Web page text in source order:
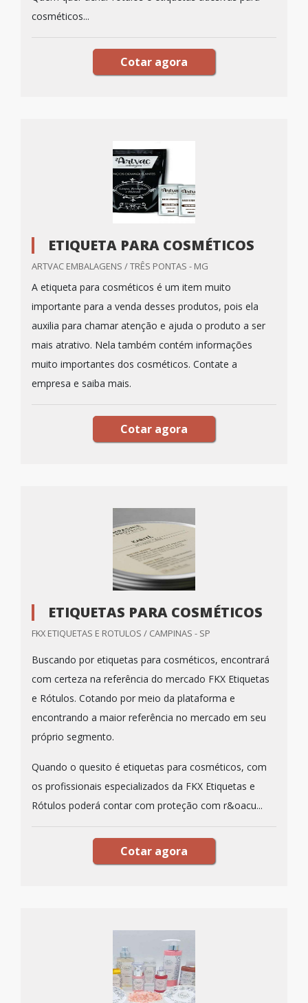
cosméticos...
Cotar agora
ETIQUETA PARA COSMÉTICOS
ARTVAC EMBALAGENS / TRÊS PONTAS - MG
A etiqueta para cosméticos é um item muito
importante para a venda desses produtos, pois ela
auxilia para chamar atenção e ajuda o produto a ser
mais atrativo. Nela também contém informações
muito importantes dos cosméticos. Contate a
empresa e saiba mais.
Cotar agora
ETIQUETAS PARA COSMÉTICOS
FKX ETIQUETAS E ROTULOS / CAMPINAS - SP
Buscando por etiquetas para cosméticos, encontrará
com certeza na referência do mercado FKX Etiquetas
e Rótulos. Cotando por meio da plataforma e
encontrando a maior referência no mercado em seu
próprio segmento.
Quando o quesito é etiquetas para cosméticos, com
os profissionais especializados da FKX Etiquetas e
Rótulos poderá contar com proteção com r&oacu...
Cotar agora